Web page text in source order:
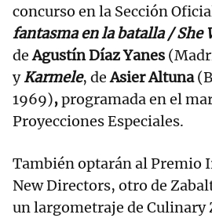
concurso en la Sección
fantasma en la batalla / She
deAgustín Díaz Yanes
yKarmele, deAsier Altuna
1969),programada en el
Proyecciones Especiales.
También optarán al Premio
New Directors, otro de
un largometraje de Culinary